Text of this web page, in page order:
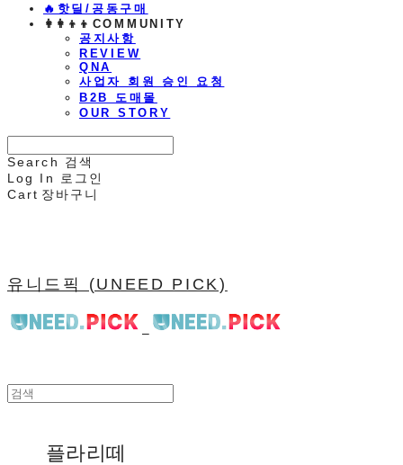
🔥핫딜/공동구매
👩‍👩‍👦‍👦COMMUNITY
공지사항
REVIEW
QNA
사업자 회원 승인 요청
B2B 도매몰
OUR STORY
Search
검색
Log In
로그인
Cart 장바구니
유니드픽 (UNEED PICK)
플라리떼